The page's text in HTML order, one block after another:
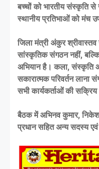
बच्चों को भारतीय संस्कृति
स्थानीय प्रतिभाओं को मंच
जिला मंत्री अंकुर
सांस्कृतिक संगठन नहीं, बल्कि
अभियान है। कला, संस्कृति
सकारात्मक परिवर्तन लाना
सभी कार्यकर्ताओं की
बैठक में अभिनव कुमार,
प्रधान सहित अन्य सदस्य